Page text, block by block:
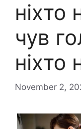
ніхто
чув
ніхто
November 2,